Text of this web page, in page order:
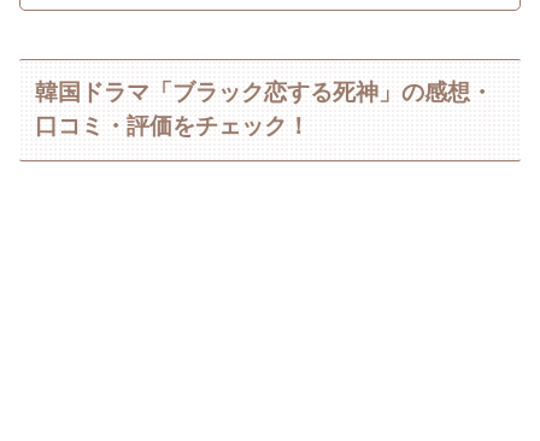
韓国ドラマ「ブラック恋する死神」の感想・
口コミ・評価をチェック！